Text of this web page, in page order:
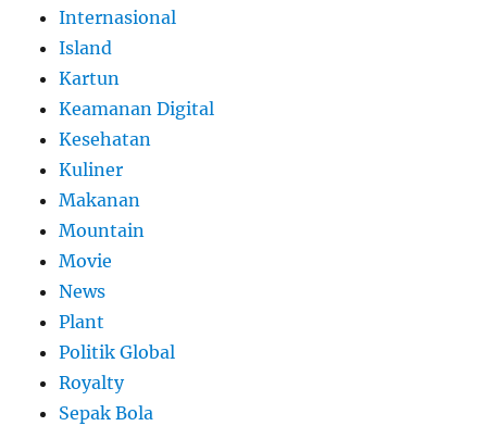
Internasional
Island
Kartun
Keamanan Digital
Kesehatan
Kuliner
Makanan
Mountain
Movie
News
Plant
Politik Global
Royalty
Sepak Bola